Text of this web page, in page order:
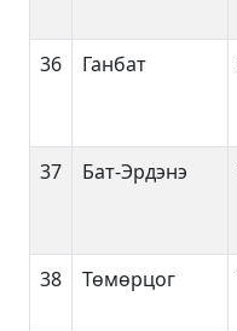
36 Ганбат
37 Бат-Эрдэнэ
38 Төмөрцог